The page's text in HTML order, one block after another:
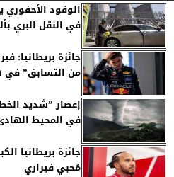
الوقود
في النقل البري
جائزة بريطانيا:
من التسابق”
إعصار ”شديد
في المحيط
جائزة بريطانيا
مُحبي فيراري